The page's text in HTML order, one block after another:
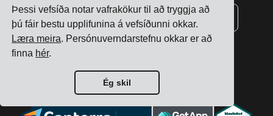
Þessi vefsíða notar vafrakökur til að tryggja að
þú fáir bestu upplifunina á vefsíðunni okkar.
Læra meira. Persónuverndarstefnu okkar er að
finna hér.
Ég skil
Skrá reikning Bóka ókeypis ráðgjöf